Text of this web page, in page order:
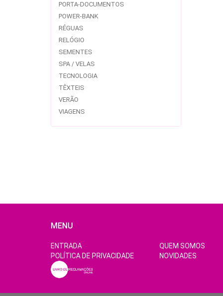
PORTA-DOCUMENTOS
POWER-BANK
RÉGUAS
RELÓGIO
SEMENTES
SPA / VELAS
TECNOLOGIA
TÊXTEIS
VERÃO
VIAGENS
MENU
ENTRADA QUEM SOMOS
POLÍTICA DE PRIVACIDADE
NOVIDADES